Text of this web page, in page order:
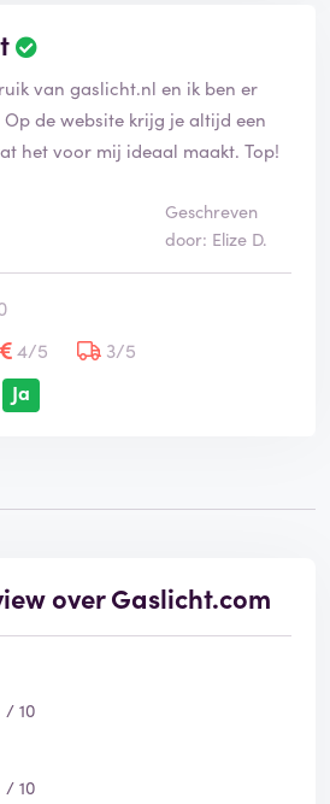
van gaslicht.nl en ik ben er
de website krijg je altijd een
het voor mij ideaal maakt. Top!
Geschreven
door: Elize D.
4/5
3/5
Ja
over Gaslicht.com
/ 10
/ 10